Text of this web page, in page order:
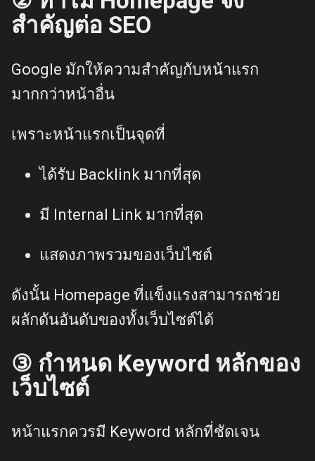
สำคัญต่อ SEO
Google มักให้ความสำคัญกับหน้าแรก
มากกว่าหน้าอื่น
เพราะหน้าแรกเป็นจุดที่
ได้รับ Backlink มากที่สุด
มี Internal Link มากที่สุด
แสดงภาพรวมของเว็บไซต์
ดังนั้น Homepage ที่แข็งแรงสามารถช่วย
ผลักดันอันดับของทั้งเว็บไซต์ได้
③ กำหนด Keyword หลักของ
เว็บไซต์
หน้าแรกควรมี Keyword หลักที่ชัดเจน